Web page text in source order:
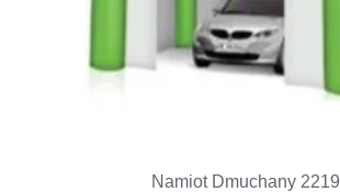
Namiot Dmuchany 2219